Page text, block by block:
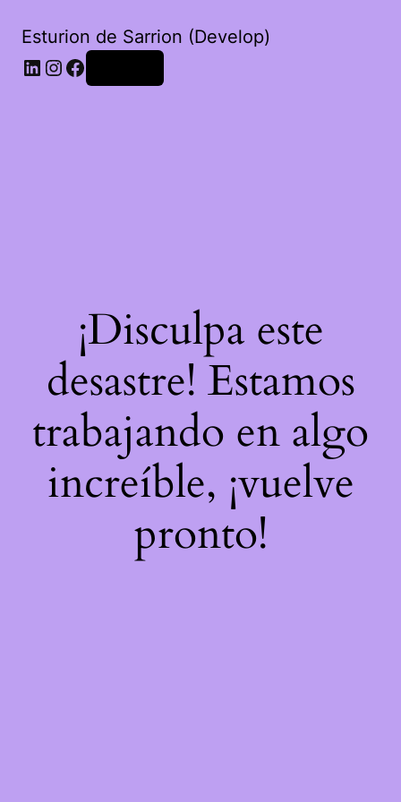
Esturion de Sarrion (Develop)
LinkedIn
Instagram
Facebook
¡Disculpa este
desastre! Estamos
trabajando en algo
increíble, ¡vuelve
pronto!